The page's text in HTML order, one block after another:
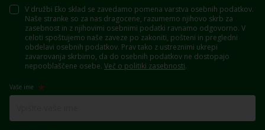
V družbi Eko sklad se zavedamo pomena varstva osebnih podatkov.
Naše stranke so za nas dragocene, razumemo njihovo skrb za
zasebnost in z njihovimi osebnimi podatki ravnamo odgovorno. V
celoti spoštujemo naše zaveze po zakoniti, pošteni in pregledni
obdelavi osebnih podatkov. Prav tako z ustreznimi ukrepi
zavarovanja skrbimo, da do osebnih podatkov ne dostopajo
nepooblaščene osebe. Več o politiki zasebnosti.
Vaše ime